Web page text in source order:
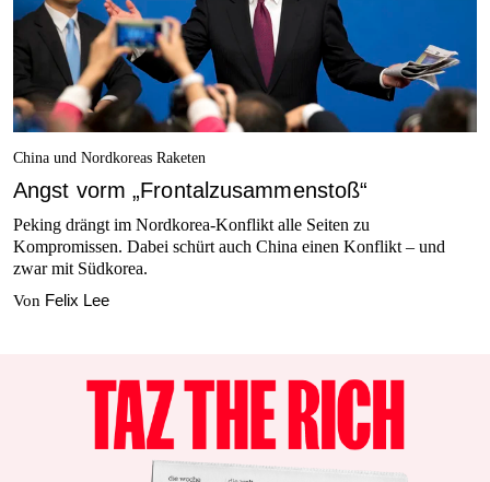
China und Nordkoreas Raketen
Angst vorm „Frontalzusammenstoß“
Peking drängt im Nordkorea-Konflikt alle Seiten zu
Kompromissen. Dabei schürt auch China einen Konflikt – und
zwar mit Südkorea.
Von Felix Lee